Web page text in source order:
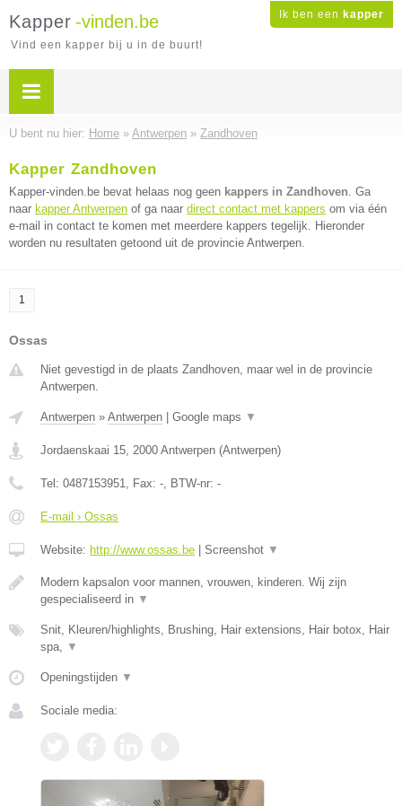
Ik ben een kapper
Kapper -vinden.be
Vind een kapper bij u in de buurt!
U bent nu hier: Home » Antwerpen » Zandhoven
Kapper Zandhoven
Kapper-vinden.be bevat helaas nog geen kappers in Zandhoven. Ga
naar kapper Antwerpen of ga naar direct contact met kappers om via één
e-mail in contact te komen met meerdere kappers tegelijk. Hieronder
worden nu resultaten getoond uit de provincie Antwerpen.
1
Ossas
Niet gevestigd in de plaats Zandhoven, maar wel in de provincie
Antwerpen.
Antwerpen » Antwerpen Google maps ▼
Jordaenskaai 15, 2000 Antwerpen (Antwerpen)
Tel: 0487153951, Fax: -, BTW-nr: -
E-mail › Ossas
Website: http://www.ossas.be Screenshot ▼
Modern kapsalon voor mannen, vrouwen, kinderen. Wij zijn
gespecialiseerd in ▼
Snit, Kleuren/highlights, Brushing, Hair extensions, Hair botox, Hair
spa, ▼
Openingstijden ▼
Sociale media: